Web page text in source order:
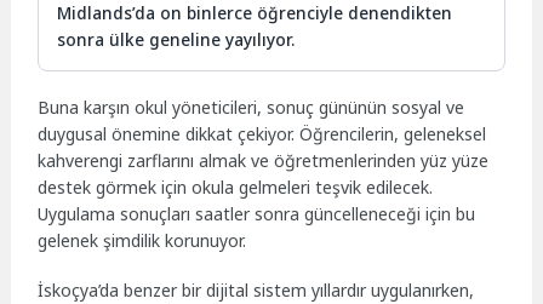
Midlands’da on binlerce öğrenciyle denendikten
sonra ülke geneline yayılıyor.
Buna karşın okul yöneticileri, sonuç gününün sosyal ve
duygusal önemine dikkat çekiyor. Öğrencilerin, geleneksel
kahverengi zarflarını almak ve öğretmenlerinden yüz yüze
destek görmek için okula gelmeleri teşvik edilecek.
Uygulama sonuçları saatler sonra güncelleneceği için bu
gelenek şimdilik korunuyor.
İskoçya’da benzer bir dijital sistem yıllardır uygulanırken,